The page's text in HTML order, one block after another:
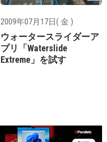
2009年07月17日( 金 )
ウォータースライダーア
プリ「Waterslide
Extreme」を試す